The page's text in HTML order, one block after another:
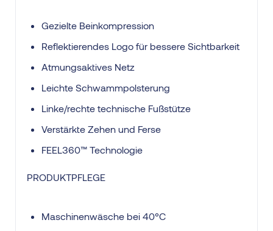
Gezielte Beinkompression
Reflektierendes Logo für bessere Sichtbarkeit
Atmungsaktives Netz
Leichte Schwammpolsterung
Linke/rechte technische Fußstütze
Verstärkte Zehen und Ferse
FEEL360™ Technologie
PRODUKTPFLEGE
Maschinenwäsche bei 40°C